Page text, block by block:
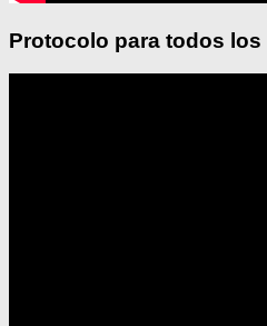
Protocolo para todos